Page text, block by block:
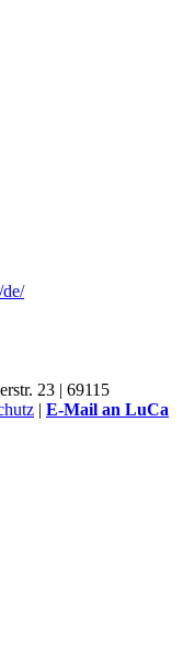
23 | 69115
| E-Mail an LuCa